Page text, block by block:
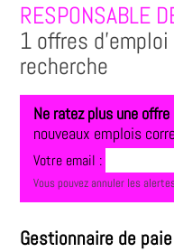
RESPONSABLE
1 offres
recherche
Ne ratez plus une offre
nouveaux emplois
Votre email :
Vous pouvez annuler les
Gestionnaire de